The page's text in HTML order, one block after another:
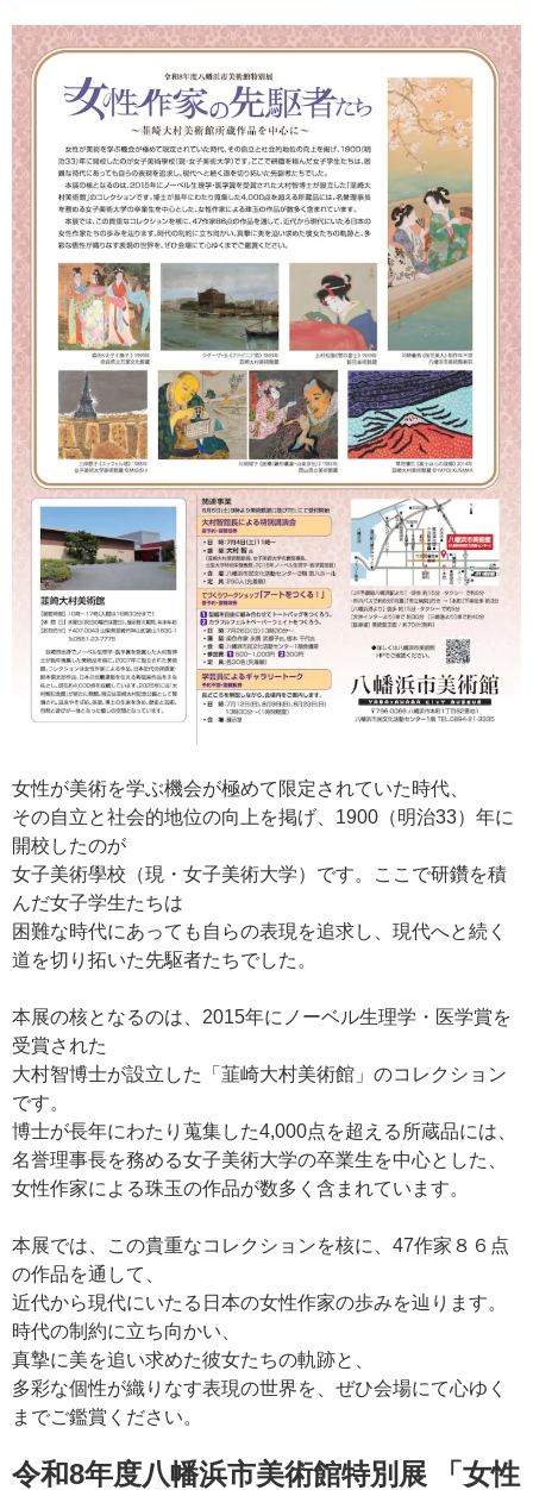
女性が美術を学ぶ機会が極めて限定されていた時代、
その自立と社会的地位の向上を掲げ、1900（明治33）年に
開校したのが
女子美術學校（現・女子美術大学）です。ここで研鑽を積
んだ女子学生たちは
困難な時代にあっても自らの表現を追求し、現代へと続く
道を切り拓いた先駆者たちでした。
本展の核となるのは、2015年にノーベル生理学・医学賞を
受賞された
大村智博士が設立した「韮崎大村美術館」のコレクション
です。
博士が長年にわたり蒐集した4,000点を超える所蔵品には、
名誉理事長を務める女子美術大学の卒業生を中心とした、
女性作家による珠玉の作品が数多く含まれています。
本展では、この貴重なコレクションを核に、47作家８６点
の作品を通して、
近代から現代にいたる日本の女性作家の歩みを辿ります。
時代の制約に立ち向かい、
真摯に美を追い求めた彼女たちの軌跡と、
多彩な個性が織りなす表現の世界を、ぜひ会場にて心ゆく
までご鑑賞ください。
令和8年度八幡浜市美術館特別展 「女性